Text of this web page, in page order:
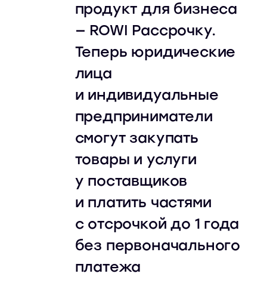
продукт для бизнеса
— ROWI Рассрочку.
Теперь юридические
лица
и индивидуальные
предприниматели
смогут закупать
товары и услуги
у поставщиков
и платить частями
с отсрочкой до 1 года
без первоначального
платежа